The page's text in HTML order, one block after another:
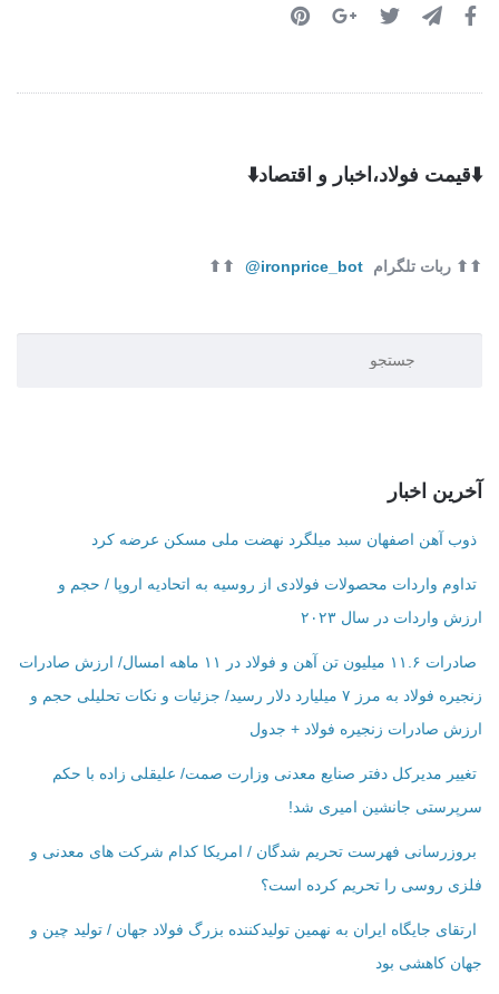
⬇️قیمت فولاد،اخبار و اقتصاد⬇️
⬆⬆ ربات تلگرام ironprice_bot@
⬆⬆
آخرین اخبار
ذوب آهن اصفهان سبد میلگرد نهضت ملی مسکن عرضه کرد
تداوم واردات محصولات فولادی از روسیه به اتحادیه اروپا / حجم و
ارزش واردات در سال ۲۰۲۳
صادرات ۱۱.۶ میلیون تن آهن و فولاد در ۱۱ ماهه امسال/ ارزش صادرات
زنجیره فولاد به مرز ۷ میلیارد دلار رسید/ جزئیات و نکات تحلیلی حجم و
ارزش صادرات زنجیره فولاد + جدول
تغییر مدیرکل دفتر صنایع معدنی وزارت صمت/ علیقلی زاده با حکم
سرپرستی جانشین امیری شد!
بروزرسانی فهرست تحریم شدگان / امریکا کدام شرکت ‌های معدنی و
فلزی روسی را تحریم کرده است؟
ارتقای جایگاه ایران به نهمین تولیدکننده بزرگ فولاد جهان / تولید چین و
جهان کاهشی بود